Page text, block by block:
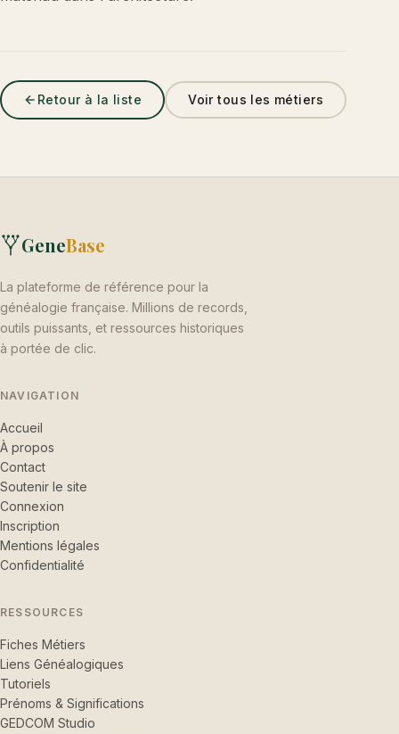
Retour à la liste Voir tous les métiers
GeneBase
La plateforme de référence pour la
généalogie française. Millions de records,
outils puissants, et ressources historiques
à portée de clic.
NAVIGATION
Accueil
À propos
Contact
Soutenir le site
Connexion
Inscription
Mentions légales
Confidentialité
RESSOURCES
Fiches Métiers
Liens Généalogiques
Tutoriels
Prénoms & Significations
GEDCOM Studio